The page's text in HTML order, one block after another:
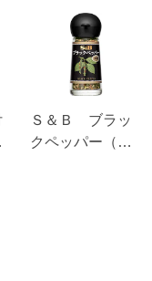
Ｓ＆Ｂ ブラッ
クペッパー（八